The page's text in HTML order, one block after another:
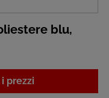
blu,
prezzi